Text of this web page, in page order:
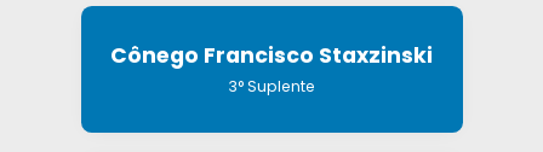
Cônego Francisco Staxzinski
3° Suplente